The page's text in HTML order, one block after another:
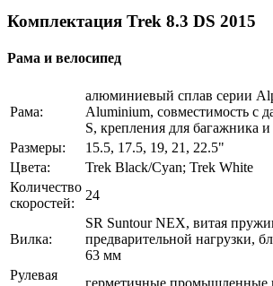
Комплектация Trek 8.3 DS 2015
Рама и велосипед
Рама:
алюминиевый сплав серии
Aluminium, совместимость с
S, крепления для багажника
Размеры:
15.5, 17.5, 19, 21, 22.5"
Цвета:
Trek Black/Cyan; Trek White
Количество
скоростей:
24
Вилка:
SR Suntour NEX, витая
предварительной нагрузки,
63 мм
Рулевая
герметичные